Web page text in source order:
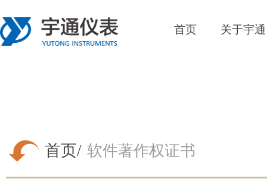
首页 关于宇通
首页/ 软件著作权证书